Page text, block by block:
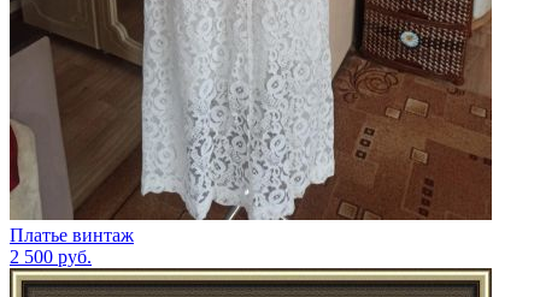
Платье винтаж
2 500 руб.